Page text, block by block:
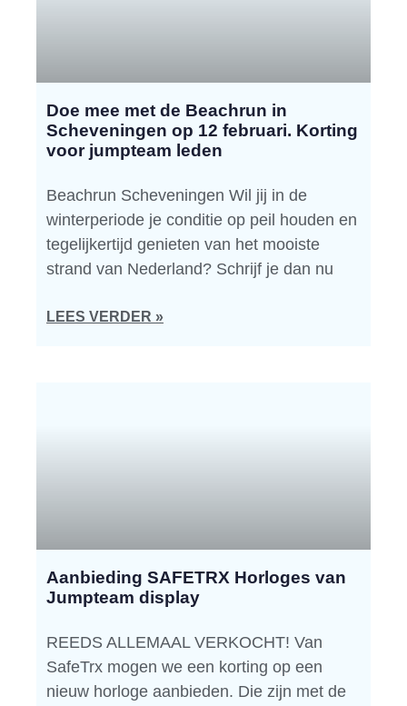
Doe mee met de Beachrun in
Scheveningen op 12 februari. Korting
voor jumpteam leden
Beachrun Scheveningen Wil jij in de
winterperiode je conditie op peil houden en
tegelijkertijd genieten van het mooiste
strand van Nederland? Schrijf je dan nu
LEES VERDER »
Aanbieding SAFETRX Horloges van
Jumpteam display
REEDS ALLEMAAL VERKOCHT! Van
SafeTrx mogen we een korting op een
nieuw horloge aanbieden. Die zijn met de